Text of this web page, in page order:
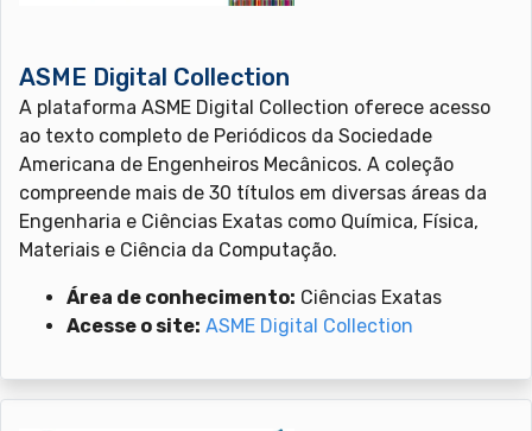
ASME Digital Collection
A plataforma ASME Digital Collection oferece acesso
ao texto completo de Periódicos da Sociedade
Americana de Engenheiros Mecânicos. A coleção
compreende mais de 30 títulos em diversas áreas da
Engenharia e Ciências Exatas como Química, Física,
Materiais e Ciência da Computação.
Área de conhecimento: Ciências Exatas
Acesse o site: ASME Digital Collection